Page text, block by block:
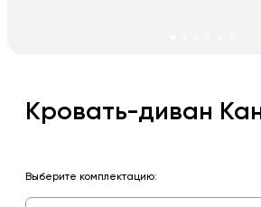
Кровать-диван
Выберите комплектацию: